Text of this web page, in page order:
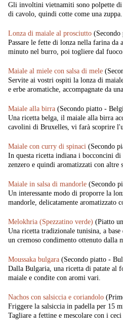
Gli involtini vietnamiti sono polpette
di cavolo, quindi cotte come una zuppa.
Lonza di maiale al prosciutto (Secondo
Passare le fette di lonza nella farina
minuto nel burro, poi togliere dal
Maiale al miele con salsa di mele
Servite ai vostri ospiti la lonza di
e erbe aromatiche, accompagnate da
Maiale alla birra (Secondo piatto -
Una ricetta belga, il maiale alla birra
cavolini di Bruxelles, vi farà scoprire
Maiale con curry di spinaci (Secondo
In questa ricetta indiana i bocconcini
zenzero e quindi aromatizzati con altre
Maiale in salsa di mandorle (Secondo
Un interessante modo di proporre la
mandorle, delicatamente aromatizzato
Melokhria (Spezzatino verde) (Piatto
Una ricetta tradizionale tunisina, a
un cremoso condimento ottenuto dalla
Moussaka bulgara (Secondo piatto -
Dalla Bulgaria, una ricetta di patate al
maiale e condite con aromi vari.
Nachos con salsiccia e coriandolo
Friggere la salsiccia in padella per 15
Tagliare a fettine e mescolare con i ceci